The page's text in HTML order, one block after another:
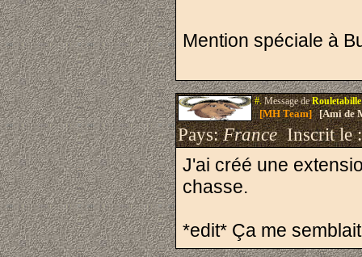
Mention spéciale à
#.Message deRouletabille
[MH Team][Ami de
Pays:FranceInscrit le
J'ai créé une
chasse.
*edit* Ça me